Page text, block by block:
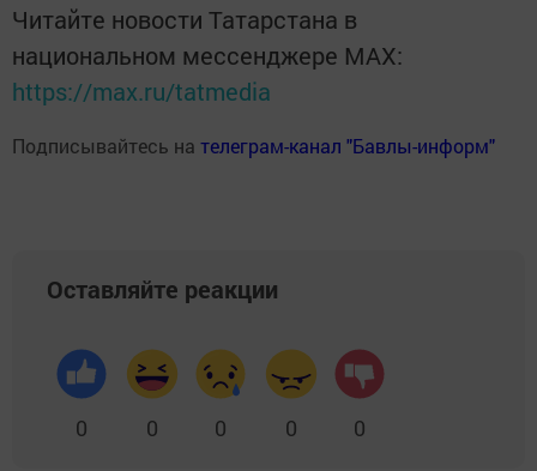
Читайте новости Татарстана в
национальном мессенджере MАХ:
https://max.ru/tatmedia
Подписывайтесь на телеграм-канал "Бавлы-информ"
Оставляйте реакции
0 0 0 0 0